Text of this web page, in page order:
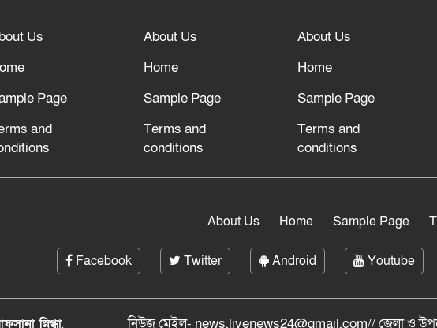
Us
Page
and
About Us
Home
Sample Page
Terms and
conditions
About Us
Home
Sample Page
Terms and
conditions
About Us Home Sample Page
Facebook Twitter Android Youtube
স্নিগ্ধা, নিউজ মেইল- news.livenews24@gmail.com// জেলা ও